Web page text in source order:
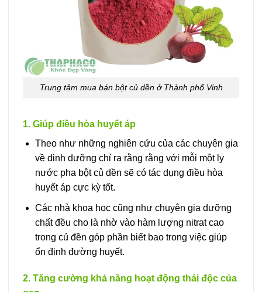
Trung tâm mua bán bột củ dền ở Thành phố Vinh
1. Giúp điều hòa huyết áp
Theo như những nghiên cứu của các chuyên gia
về dinh dưỡng chỉ ra rằng rằng với mỗi một ly
nước pha bột củ dền sẽ có tác dụng điều hòa
huyết áp cực kỳ tốt.
Các nhà khoa học cũng như chuyên gia dưỡng
chất đều cho là nhờ vào hàm lượng nitrat cao
trong củ đền góp phần biết bao trong việc giúp
ổn định đường huyết.
2. Tăng cường khả năng hoạt động thải độc của